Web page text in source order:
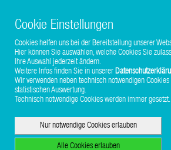
STUHR HVAC
Copyright © 2017-2026 Stuhr
Cookie Einstellungen
Cookies helfen uns bei der Bereitstellung unserer
Hier können Sie auswählen, welche Cookies Sie
Ihre Auswahl jederzeit ändern.
Weitere Infos finden Sie in unserer
Wir verwenden neben technisch notwendigen
statistischen Auswertung.
Technisch notwendige Cookies werden immer gesetzt.
Nur notwendige Cookies erlauben
Alle Cookies erlauben